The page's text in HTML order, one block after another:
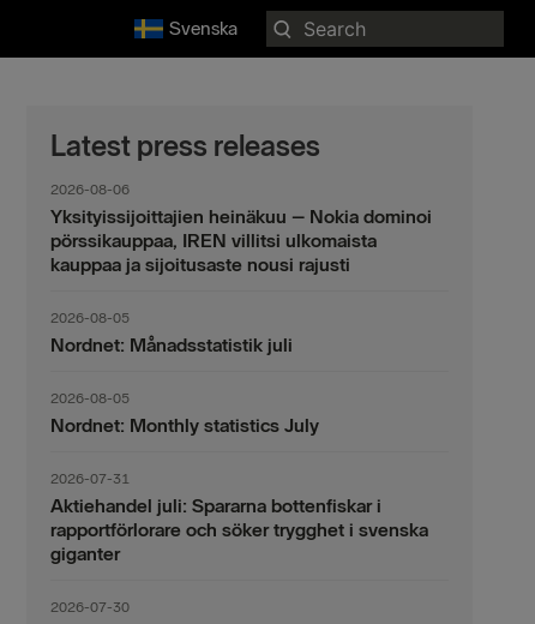
Svenska
Search
for:
Latest press releases
2026-08-06
Yksityissijoittajien heinäkuu – Nokia dominoi
pörssikauppaa, IREN villitsi ulkomaista
kauppaa ja sijoitusaste nousi rajusti
2026-08-05
Nordnet: Månadsstatistik juli
2026-08-05
Nordnet: Monthly statistics July
2026-07-31
Aktiehandel juli: Spararna bottenfiskar i
rapportförlorare och söker trygghet i svenska
giganter
2026-07-30